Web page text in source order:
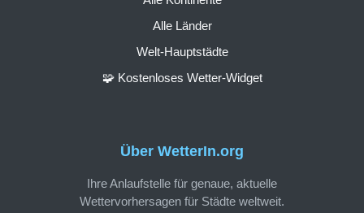
Über WetterIn.org
Ihre Anlaufstelle für genaue, aktuelle
Wettervorhersagen für Städte weltweit.
Alle Länder
Welt-Hauptstädte
🧩 Kostenloses Wetter-Widget